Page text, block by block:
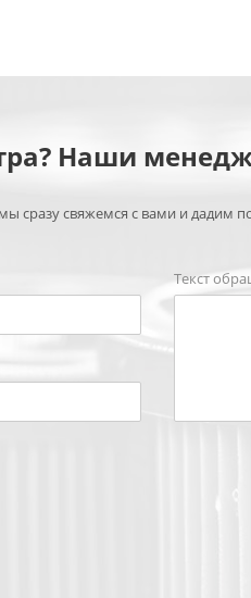
Наши
сразу свяжемся с вами и дадим
Текст